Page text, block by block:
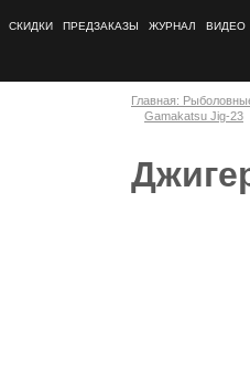
СКИДКИ ПРЕДЗАКАЗЫ ЖУРНАЛ ВИДЕО
Главная:
Gamakatsu Jig-23